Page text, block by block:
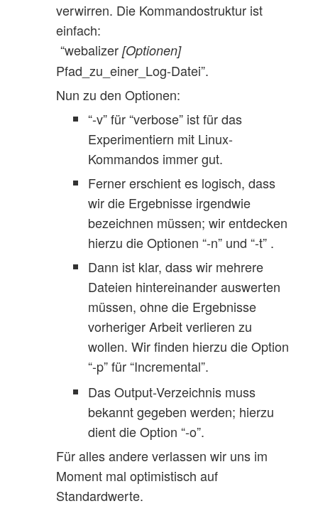
verwirren. Die Kommandostruktur ist
einfach:
“webalizer[Optionen]
Pfad_zu_einer_Log-Datei”.
Nun zu den Optionen:
“-v” für “verbose” ist für das
Experimentiern mit Linux-
Kommandos immer gut.
Ferner erschient es logisch, dass
wir die Ergebnisse irgendwie
bezeichnen müssen; wir entdecken
hierzu die Optionen “-n” und “-t” .
Dann ist klar, dass wir mehrere
Dateien hintereinander auswerten
müssen, ohne die Ergebnisse
vorheriger Arbeit verlieren zu
wollen. Wir finden hierzu die Option
“-p” für “Incremental”.
Das Output-Verzeichnis muss
bekannt gegeben werden; hierzu
dient die Option “-o”.
Für alles andere verlassen wir uns im
Moment mal optimistisch auf
Standardwerte.